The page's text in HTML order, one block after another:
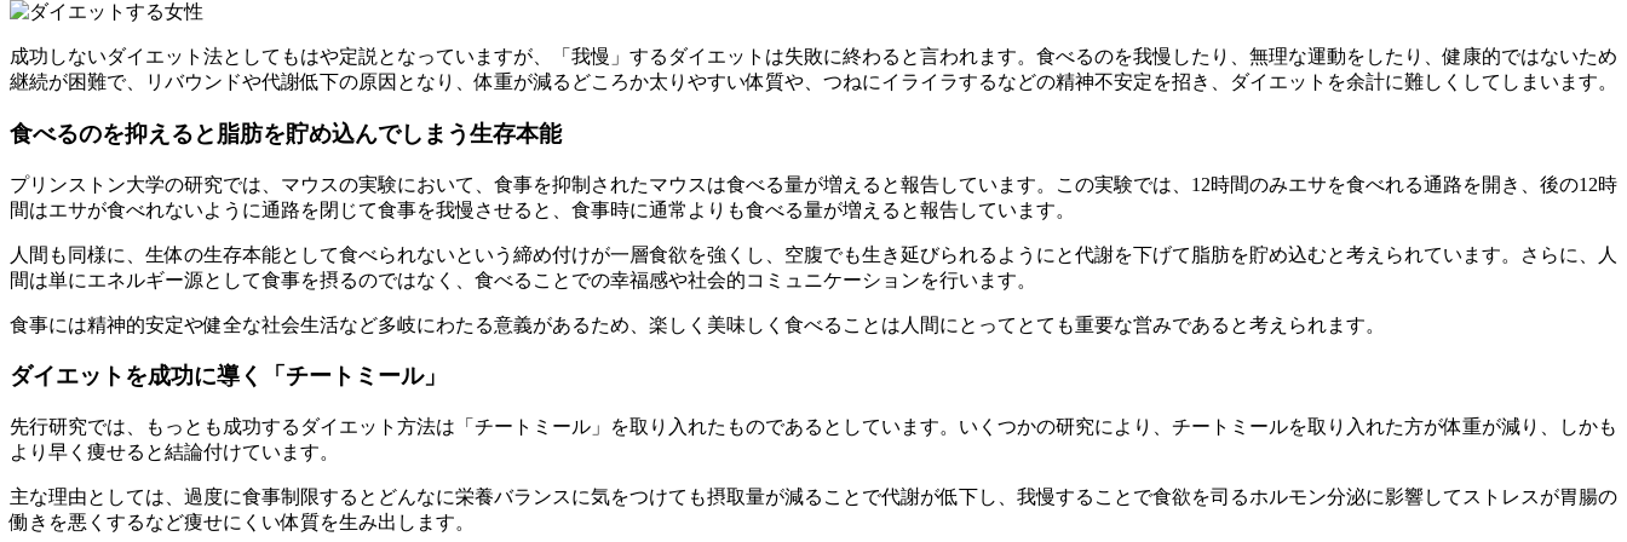
成功しないダイエット法としてもはや定説となっていますが、「我慢」するダイエットは失敗に終わると言われます。食べるのを我慢したり、無理な運動をしたり、健康的ではないため
継続が困難で、リバウンドや代謝低下の原因となり、体重が減るどころか太りやすい体質や、つねにイライラするなどの精神不安定を招き、ダイエットを余計に難しくしてしまいます。
食べるのを抑えると脂肪を貯め込んでしまう生存本能
プリンストン大学の研究では、マウスの実験において、食事を抑制されたマウスは食べる量が増えると報告しています。この実験では、12時間のみエサを食べれる通路を開き、後の12時
間はエサが食べれないように通路を閉じて食事を我慢させると、食事時に通常よりも食べる量が増えると報告しています。
人間も同様に、 生体の生存本能として食べられないという締め付けが一層食欲を強くし、空腹でも生き延びられるようにと代謝を下げて脂肪を貯め込むと考えられています。さらに、人
間は単にエネルギー源として食事を摂るのではなく、食べることでの幸福感や社会的コミュニケーションを行います。
食事には精神的安定や健全な社会生活など多岐にわたる意義があるため、 楽しく美味しく食べることは人間にとってとても重要な営みである と考えられます。
ダイエットを成功に導く「チートミール」
先行研究では、もっとも成功するダイエット方法は「チートミール」を取り入れたものであるとしています。いくつかの研究により、 チートミールを取り入れた方が体重が減り、しかも
より早く痩せる と結論付けています。
主な理由としては、過度に食事制限するとどんなに栄養バランスに気をつけても摂取量が減ることで代謝が低下し、我慢することで食欲を司るホルモン分泌に影響してストレスが胃腸の
働きを悪くするなど痩せにくい体質を生み出します。